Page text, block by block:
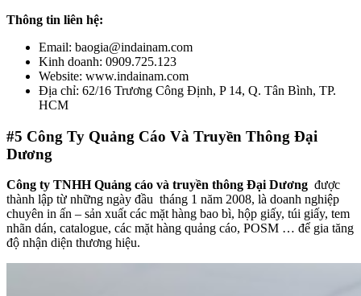
Thông tin liên hệ:
Email: baogia@indainam.com
Kinh doanh: 0909.725.123
Website: www.indainam.com
Địa chỉ: 62/16 Trương Công Định, P 14, Q. Tân Bình, TP.
HCM
#5 Công Ty Quảng Cáo Và Truyền Thông Đại
Dương
Công ty TNHH Quảng cáo và truyền thông Đại Dương được
thành lập từ những ngày đầu tháng 1 năm 2008, là doanh nghiệp
chuyên in ấn – sản xuất các mặt hàng bao bì, hộp giấy, túi giấy, tem
nhãn dán, catalogue, các mặt hàng quảng cáo, POSM … để gia tăng
độ nhận diện thương hiệu.